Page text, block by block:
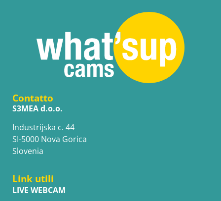
Contatto
S3MEA d.o.o.
Industrijska c. 44
SI-5000 Nova Gorica
Slovenia
Link utili
LIVE WEBCAM